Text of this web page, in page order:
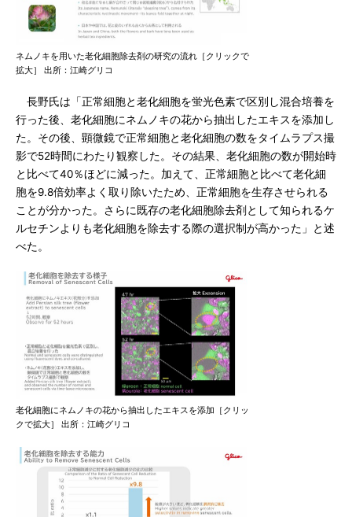
ネムノキを用いた老化細胞除去剤の研究の流れ［クリックで
拡大］ 出所：江崎グリコ
長野氏は「正常細胞と老化細胞を蛍光色素で区別し混合培養を
行った後、老化細胞にネムノキの花から抽出したエキスを添加し
た。その後、顕微鏡で正常細胞と老化細胞の数をタイムラプス撮
影で52時間にわたり観察した。その結果、老化細胞の数が開始時
と比べて40％ほどに減った。加えて、正常細胞と比べて老化細
胞を9.8倍効率よく取り除いたため、正常細胞を生存させられる
ことが分かった。さらに既存の老化細胞除去剤として知られるケ
ルセチンよりも老化細胞を除去する際の選択制が高かった」と述
べた。
老化細胞にネムノキの花から抽出したエキスを添加［クリッ
クで拡大］ 出所：江崎グリコ